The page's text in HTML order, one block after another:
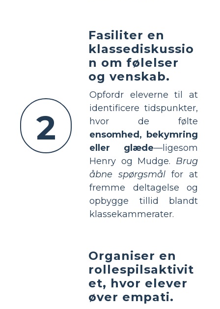
2
Fasiliter en
klassediskussio
n om følelser
og venskab.
Opfordr eleverne til at
identificere tidspunkter,
hvor de følte
ensomhed, bekymring
eller glæde—ligesom
Henry og Mudge. Brug
åbne spørgsmål for at
fremme deltagelse og
opbygge tillid blandt
klassekammerater.
Organiser en
rollespilsaktivit
et, hvor elever
øver empati.